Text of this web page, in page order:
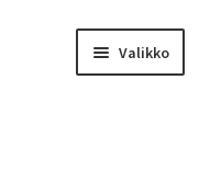
Valikko